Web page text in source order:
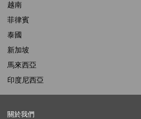
越南
菲律賓
泰國
新加坡
馬來西亞
印度尼西亞
關於我們